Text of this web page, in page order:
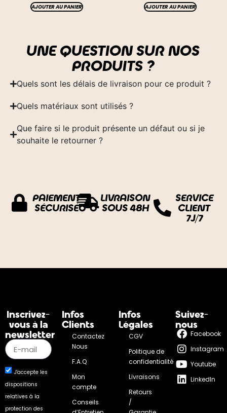
AJOUTER AU PANIER AJOUTER AU PANIER
UNE QUESTION SUR NOS
PRODUITS ?
Quels sont les délais de livraison pour ce produit ?
Quels matériaux sont utilisés ?
Que faire si le produit présente un défaut ou si je
souhaite le retourner ?
PAIEMENT
SÉCURISÉ
LIVRAISON
SOUS 48H
SERVICE
CLIENT
7J/7
Inscrivez-
vous à la
newsletter
J'accepte les
dispositions
relatives à la
protection des
Infos
Clients
Contactez
Nous
F.A.Q
Mon
compte
Conseils
Infos
Légales
CGV
Politique de
confidentialité
Livraisons
Retours
/
Suivez-
nous
Facebook
Instagram
Youtube
LinkedIn